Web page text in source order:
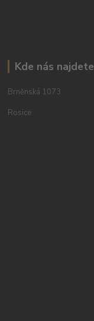
Kde nás najdete
Brněnská 1073
Rosice